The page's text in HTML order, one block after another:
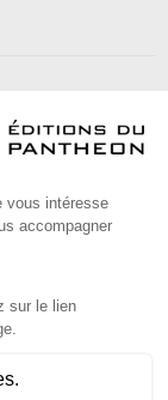
Optimisme